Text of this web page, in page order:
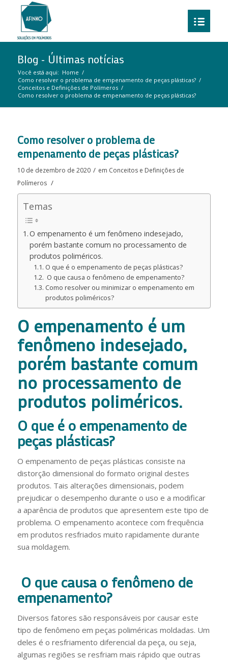
Blog - Últimas notícias
Você está aqui: Home /
Como resolver o problema de empenamento de peças plásticas? /
Conceitos e Definições de Polímeros /
Como resolver o problema de empenamento de peças plásticas?
Como resolver o problema de
empenamento de peças plásticas?
10 de dezembro de 2020 / em Conceitos e Definições de
Polímeros /
Temas
O empenamento é um fenômeno indesejado,
porém bastante comum no processamento de
produtos poliméricos.
O que é o empenamento de peças plásticas?
O que causa o fenômeno de empenamento?
Como resolver ou minimizar o empenamento em
produtos poliméricos?
O empenamento é um
fenômeno indesejado,
porém bastante comum
no processamento de
produtos poliméricos.
O que é o empenamento de
peças plásticas?
O empenamento de peças plásticas consiste na
distorção dimensional do formato original destes
produtos. Tais alterações dimensionais, podem
prejudicar o desempenho durante o uso e a modificar
a aparência de produtos que apresentem este tipo de
problema. O empenamento acontece com frequência
em produtos resfriados muito rapidamente durante
sua moldagem.
O que causa o fenômeno de
empenamento?
Diversos fatores são responsáveis por causar este
tipo de fenômeno em peças poliméricas moldadas. Um
deles é o resfriamento diferencial da peça, ou seja,
algumas regiões se resfriam mais rápido que outras